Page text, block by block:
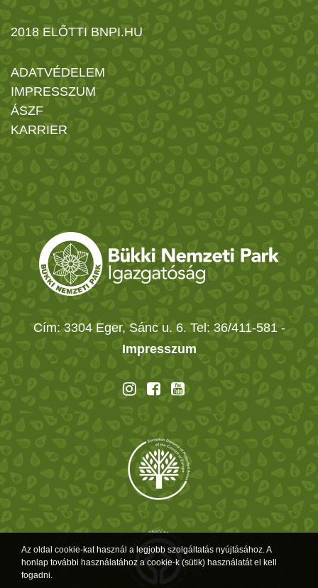
2018 ELŐTTI BNPI.HU
ADATVÉDELEM
IMPRESSZUM
ÁSZF
KARRIER
Cím: 3304 Eger, Sánc u. 6. Tel: 36/411-581 -
Impresszum
Az oldal cookie-kat használ a legjobb szolgáltatás nyújtásához. A
honlap további használatához a cookie-k (sütik) használatát el kell
fogadni.